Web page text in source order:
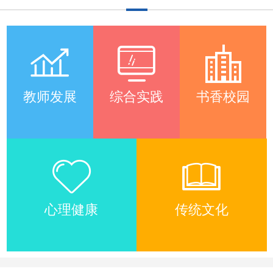
教师发展 综合实践 书香校园
心理健康 传统文化